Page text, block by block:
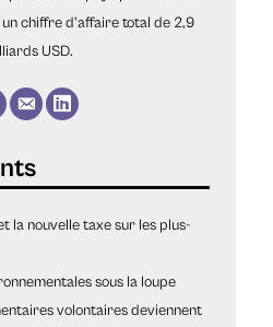
chiffre d'affaire total de 2,9
USD.
la nouvelle taxe sur les plus-
sous la loupe
volontaires deviennent